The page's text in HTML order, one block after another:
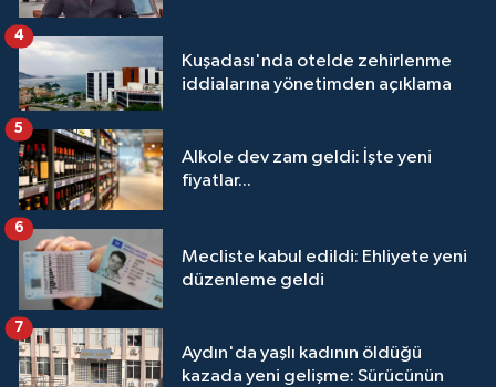
Kuşadası'nda otelde zehirlenme
iddialarına yönetimden açıklama
4
Alkole dev zam geldi: İşte yeni
fiyatlar...
5
Mecliste kabul edildi: Ehliyete yeni
düzenleme geldi
6
Aydın'da yaşlı kadının öldüğü
kazada yeni gelişme: Sürücünün
7